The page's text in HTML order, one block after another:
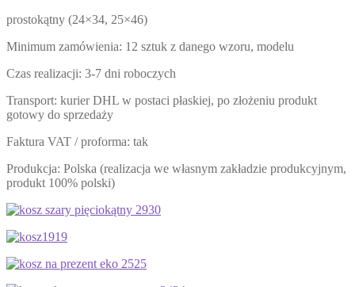
prostokątny (24×34, 25×46)
Minimum zamówienia: 12 sztuk z danego wzoru, modelu
Czas realizacji: 3-7 dni roboczych
Transport: kurier DHL w postaci płaskiej, po złożeniu produkt
gotowy do sprzedaży
Faktura VAT / proforma: tak
Produkcja: Polska (realizacja we własnym zakładzie produkcyjnym,
produkt 100% polski)